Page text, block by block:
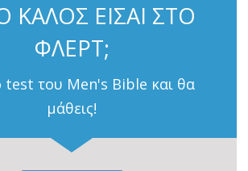
ΚΑΛΟΣ ΕΙΣΑΙ ΣΤΟ
ΦΛΕΡΤ;
test του Men's Bible και θα
μάθεις!